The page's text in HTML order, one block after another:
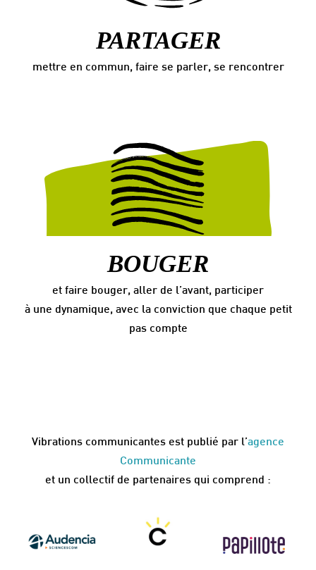
PARTAGER
mettre en commun, faire se parler, se rencontrer
BOUGER
et faire bouger, aller de l’avant, participer
à une dynamique, avec la conviction que chaque petit
pas compte
Vibrations communicantes est publié par l’agence
Communicante
et un collectif de partenaires qui comprend :